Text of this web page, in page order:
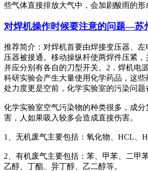
些气体直接排放大气中，会加剧酸雨的
对焊机操作时候要注意的问题—苏
推荐简介：对焊机首要由焊接变压器、
压器被接通。移动操纵杆使两焊件压紧
并应分别有各自的刀型开关。2．焊机电
科研实验会产生大量使用化学药品，这
处力度更是空前，化学实验室的污染问题
化学实验室空气污染物的种类很多，成
害，人如果吸入较多会造成直接伤害。
1、无机废气主要包括：氧化物、HCL、
2、有机废气主要包括：苯、甲苯、二甲
乙醇、丁酯、异丁醇、乙二醇等。